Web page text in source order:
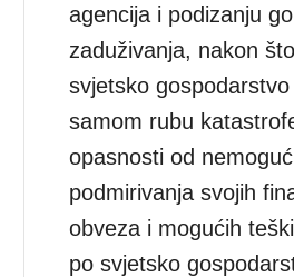
agencija i podizanju
zaduživanja, nakon
svjetsko
samom rubu
opasnosti od
podmirivanja svojih
obveza i mogućih
po svjetsko